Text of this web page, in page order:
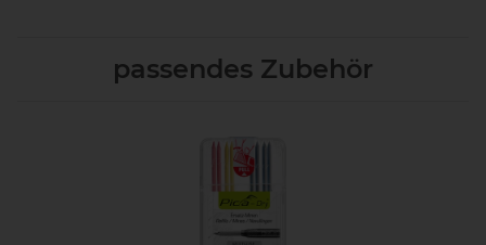
passendes Zubehör